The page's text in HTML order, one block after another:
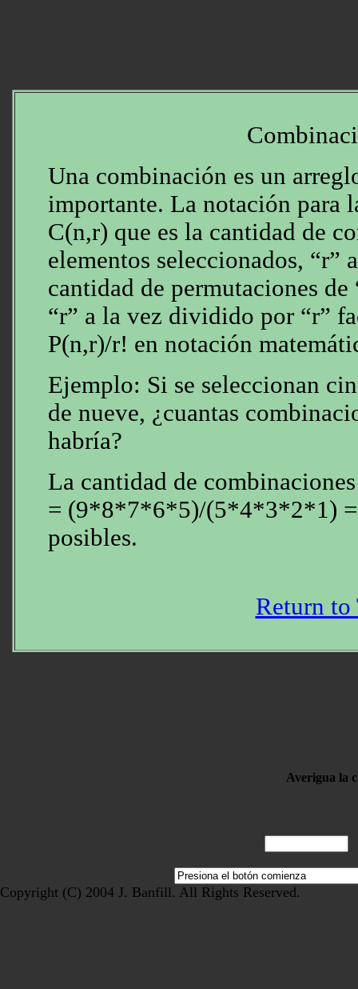
Una combinación es un
importante. La notación para
C(n,r) que es la cantidad de
elementos seleccionados, “r”
cantidad de permutaciones de
“r” a la vez dividido por “r”
P(n,r)/r! en notación
Ejemplo: Si se seleccionan
de nueve, ¿cuantas
habría?
La cantidad de
= (9*8*7*6*5)/(5*4*3*2*1) =
posibles.
Return to
Averigua la
Copyright (C) 2004 J. Banfill. All Rights Reserved.